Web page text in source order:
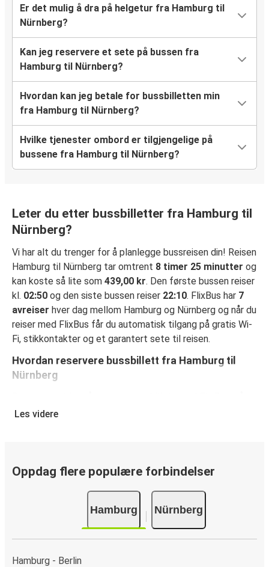
Er det mulig å dra på helgetur fra Hamburg til
Nürnberg?
Kan jeg reservere et sete på bussen fra
Hamburg til Nürnberg?
Hvordan kan jeg betale for bussbilletten min
fra Hamburg til Nürnberg?
Hvilke tjenester ombord er tilgjengelige på
bussene fra Hamburg til Nürnberg?
Leter du etter bussbilletter fra Hamburg til
Nürnberg?
Vi har alt du trenger for å planlegge bussreisen din! Reisen
Hamburg til Nürnberg tar omtrent 8 timer 25 minutter og
kan koste så lite som 439,00 kr. Den første bussen reiser
kl. 02:50 og den siste bussen reiser 22:10. FlixBus har 7
avreiser hver dag mellom Hamburg og Nürnberg og når du
reiser med FlixBus får du automatisk tilgang på gratis Wi-
Fi, stikkontakter og et garantert sete til reisen.
Hvordan reservere bussbillett fra Hamburg til
Nürnberg
denne nettsiden eller på den kostnadsfrie appen FlixBus
debetkort, kredittkort
Les videre
Oppdag flere populære forbindelser
Hamburg Nürnberg
Hamburg - Berlin